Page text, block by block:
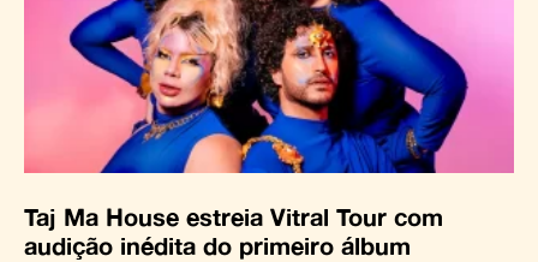
Taj Ma House estreia Vitral Tour com
audição inédita do primeiro álbum